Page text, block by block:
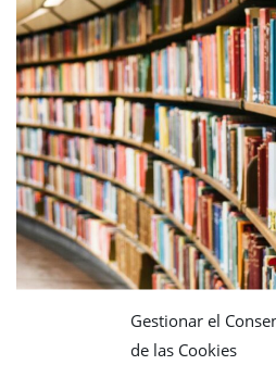
Gestionar el
de las Cookies